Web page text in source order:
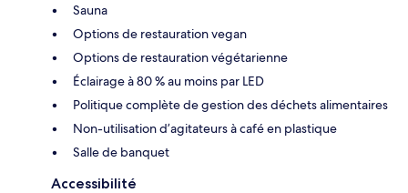
Sauna
Options de restauration vegan
Options de restauration végétarienne
Éclairage à 80 % au moins par LED
Politique complète de gestion des déchets alimentaires
Non-utilisation d’agitateurs à café en plastique
Salle de banquet
Accessibilité